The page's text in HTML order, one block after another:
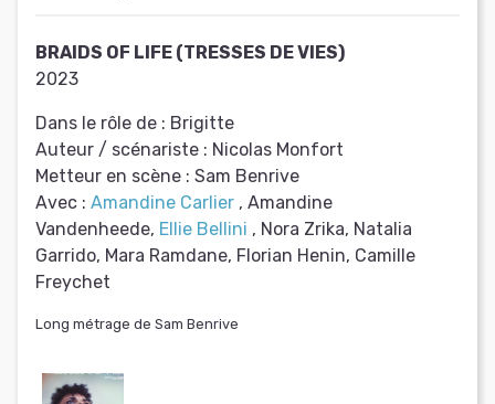
BRAIDS OF LIFE (TRESSES DE VIES)
2023
Dans le rôle de : Brigitte
Auteur / scénariste : Nicolas Monfort
Metteur en scène : Sam Benrive
Avec : Amandine Carlier , Amandine
Vandenheede, Ellie Bellini , Nora Zrika, Natalia
Garrido, Mara Ramdane, Florian Henin, Camille
Freychet
Long métrage de Sam Benrive